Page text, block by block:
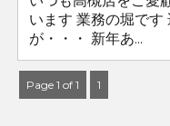
います 業務の堀です
が・・・ 新年あ...
Page 1 of 1 1